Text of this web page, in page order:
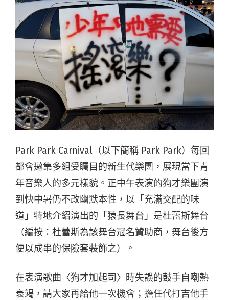
Park Park Carnival（以下簡稱 Park Park）每回
都會邀集多組受矚目的新生代樂團，展現當下青
年音樂人的多元樣貌。正中午表演的狗才樂團演
到快中暑仍不改幽默本性，以「充滿交配的味
道」特地介紹演出的「猿長舞台」是杜蕾斯舞台
（編按：杜蕾斯為該舞台冠名贊助商，舞台後方
便以成串的保險套裝飾之）。
在表演歌曲〈狗才加起司〉時失誤的鼓手自嘲熱
衰竭，請大家再給他一次機會；擔任代打吉他手